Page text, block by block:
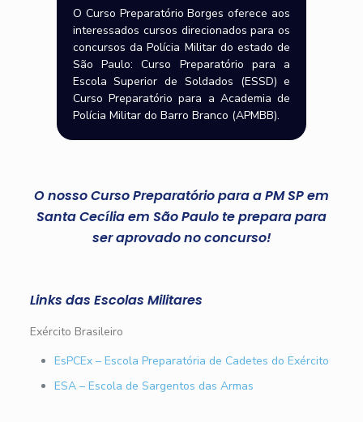
O Curso Preparatório Borges oferece aos
interessados cursos direcionados para os
concursos da Polícia Militar do estado de
São Paulo: Curso Preparatório para a
Escola Superior de Soldados (ESSD) e
Curso Preparatório para a Academia de
Polícia Militar do Barro Branco (APMBB).
O nosso Curso Preparatório para a PM SP em
Santa Cecília em São Paulo te prepara para
ser aprovado no concurso!
Links das Escolas Militares
Exército Brasileiro
EsPCEx – Escola Preparatória de Cadetes do Exército
ESA – Escola de Sargentos das Armas